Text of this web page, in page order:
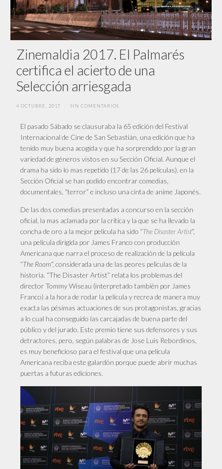
Zinemaldia 2017. El Palmarés
certifica el acierto de una
Selección arriesgada
4 OCTUBRE, 2017 SIN COMENTARIOS
El pasado Sábado se clausuraba la 65 edición del Festival
Internacional de Cine de San Sebastián, una edición que ha
tenido muy buena acogida y que ha sorprendido por la gran
variedad de géneros vistos en su Sección Oficial. Aunque el
drama ha sido lo mas repetido (17 de las 26 películas), en la
Sección Oficial se han podido encontrar comedias,
documentales, “terror” e incluso una cinta de anime Japonés.
De las dos comedias presentadas a concurso en la sección
oficial, la mas aclamada por la crítica y la que se ha llevado la
concha de oro a la mejor película ha sido “The Disaster Artist“,
una película dirigida por James Franco con producción
Americana que narra el proceso de realización de la película
“The Room“, considerada una de las peores películas de la
historia. “The Disaster Artist” relata los problemas del
director Tommy Wiseau (interpretado también por James
Franco) a la hora de rodar la película y recrea de manera muy
exacta las pésimas actuaciones de sus protagonistas, gracias
a lo cual ha conseguido las carcajadas de buena parte del
público y del jurado. Este premio tiene sus defensores y sus
detractores, pero, según palabras de Jose Luis Rebordinos,
es muy beneficioso para el festival que una película
Americana reciba este galardón porque puede abrir muchas
puertas a futuras ediciones.